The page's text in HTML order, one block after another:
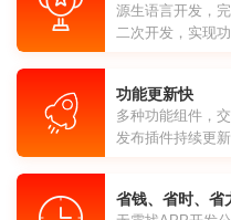
源生语言开发，
二次开发，实现
功能更新快
多种功能组件，
发布插件持续更
省钱、省时、省